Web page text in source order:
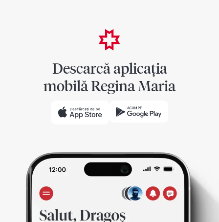
Descarcă aplicația
mobilă Regina Maria